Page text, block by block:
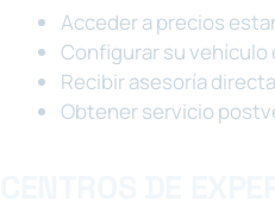
Acceder a precios
Configurar su
Recibir asesoría
Obtener servicio